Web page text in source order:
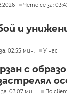
Чете се за:
и
02:55 мин. У нас
с
03:07 мин. По